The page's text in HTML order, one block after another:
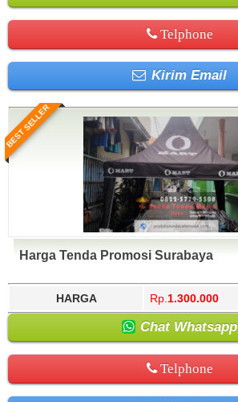
Telphone
Kirim Email
BEST SELLER
Harga Tenda Promosi Surabaya
HARGA Rp. 1.300.000
Chat Whatsapp
Telphone